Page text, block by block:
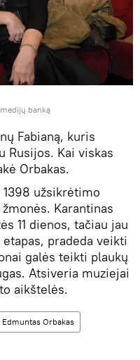
banką
Fabianą, kuris
Rusijos. Kai viskas
Orbakas.
užsikrėtimo
Karantinas
11 dienos, tačiau jau
pradeda veikti
galės teikti plaukų
Atsiveria muziejai
aikštelės.
Edmuntas Orbakas